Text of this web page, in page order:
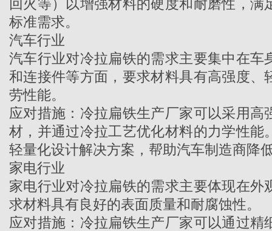
回火等）以增强材料的硬度和耐磨性，满
标准需求。
汽车行业
汽车行业对冷拉扁铁的需求主要集中在车
和连接件等方面，要求材料具有高强度、
劳性能。
应对措施： 冷拉扁铁生产厂家可以采用高
材，并通过冷拉工艺优化材料的力学性能
轻量化设计解决方案，帮助汽车制造商降
家电行业
家电行业对冷拉扁铁的需求主要体现在外
求材料具有良好的表面质量和耐腐蚀性。
应对措施： 冷拉扁铁生产厂家可以通过精